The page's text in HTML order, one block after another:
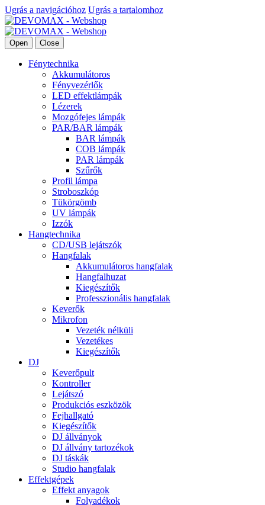
Ugrás a navigációhoz Ugrás a tartalomhoz
Open Close
Fénytechnika
Akkumulátoros
Fényvezérlők
LED effektlámpák
Lézerek
Mozgófejes lámpák
PAR/BAR lámpák
BAR lámpák
COB lámpák
PAR lámpák
Szűrők
Profil lámpa
Stroboszkóp
Tükörgömb
UV lámpák
Izzók
Hangtechnika
CD/USB lejátszók
Hangfalak
Akkumulátoros hangfalak
Hangfalhuzat
Kiegészítők
Professzionális hangfalak
Keverők
Mikrofon
Vezeték nélküli
Vezetékes
Kiegészítők
DJ
Keverőpult
Kontroller
Lejátszó
Produkciós eszközök
Fejhallgató
Kiegészítők
DJ állványok
DJ állvány tartozékok
DJ táskák
Studio hangfalak
Effektgépek
Effekt anyagok
Folyadékok